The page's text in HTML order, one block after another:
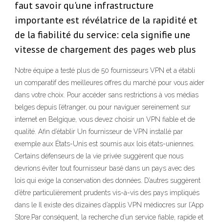
faut savoir qu'une infrastructure
importante est révélatrice de la rapidité et
de la fiabilité du service: cela signifie une
vitesse de chargement des pages web plus
Notre équipe a testé plus de 50 fournisseurs VPN et a établi
un comparatif des meilleures offres du marché pour vous aider
dans votre choix. Pour accéder sans restrictions à vos médias
belges depuis l’étranger, ou pour naviguer sereinement sur
internet en Belgique, vous devez choisir un VPN fiable et de
qualité. Afin d’établir Un fournisseur de VPN installé par
exemple aux États-Unis est soumis aux lois états-uniennes.
Certains défenseurs de la vie privée suggèrent que nous
devrions éviter tout fournisseur basé dans un pays avec des
lois qui exige la conservation des données. D’autres suggèrent
d’être particulièrement prudents vis-à-vis des pays impliqués
dans le Il existe des dizaines d’applis VPN médiocres sur l’App
Store.Par conséquent, la recherche d’un service fiable, rapide et